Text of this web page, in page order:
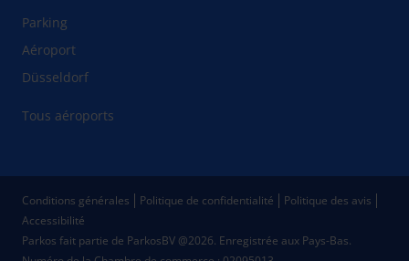
Parking
Aéroport
Düsseldorf
Tous aéroports
Parkos fait partie de ParkosBV @2026. Enregistrée aux Pays-Bas.
Conditions générales Politique de confidentialité
Politique des avis
Accessibilité